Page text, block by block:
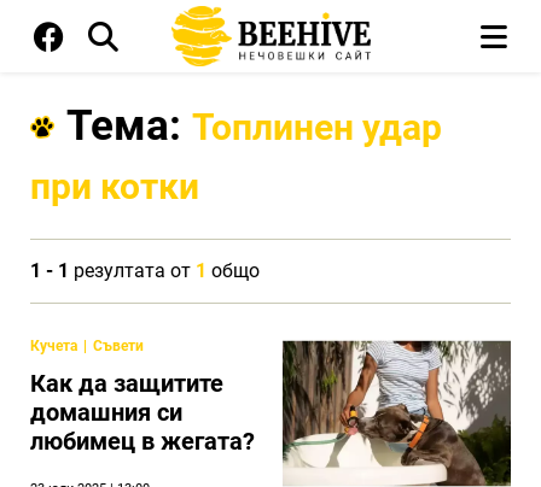
Тема: Топлинен удар
при котки
1 - 1 резултата от 1 общо
Кучета Съвети
Как да защитите
домашния си
любимец в жегата?